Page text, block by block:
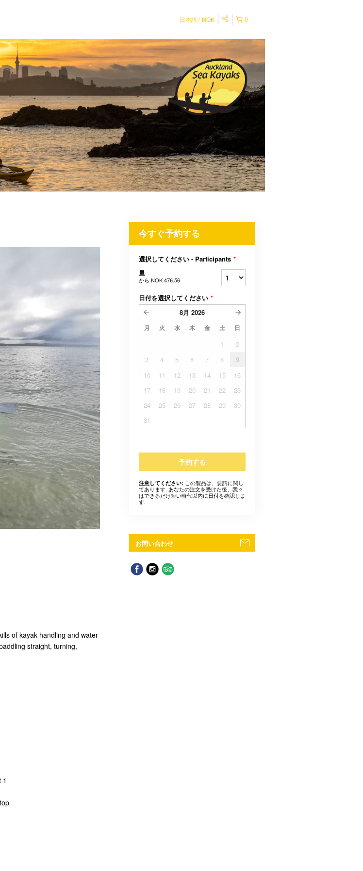
0
日本語 NOK
of kayak handling and water
straight, turning,
今すぐ予約する
選択してください - Participants *
量
から NOK 476.56
日付を選択してください *
8月 2026
月 火 水 木 金 土 日
1
2
3
4 5 6 7 8
9
10
11 12 13 14 15
16
17
18 19 20 21 22
23
24
25 26 27 28 29
30
31
予約する
注意してください: この製品は、要請に関し
てあります. あなたの注文を受けた後、我々
はできるだけ短い時代以内に日付を確認しま
す.
お問い合わせ